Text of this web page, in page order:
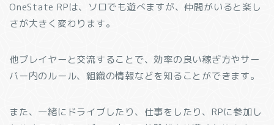
OneState RPは、ソロでも遊べますが、仲間がいると楽し
さが大きく変わります。
他プレイヤーと交流することで、効率の良い稼ぎ方やサー
バー内のルール、組織の情報などを知ることができます。
また、一緒にドライブしたり、仕事をしたり、RPに参加し